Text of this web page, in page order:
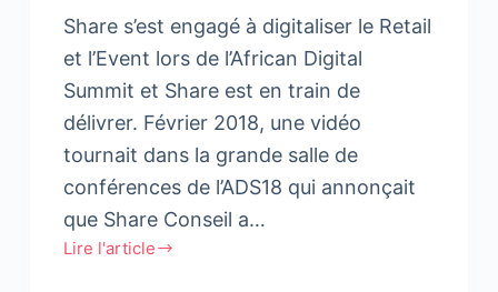
Share s’est engagé à digitaliser le Retail
et l’Event lors de l’African Digital
Summit et Share est en train de
délivrer. Février 2018, une vidéo
tournait dans la grande salle de
conférences de l’ADS18 qui annonçait
que Share Conseil a…
Lire l'article
Phygital